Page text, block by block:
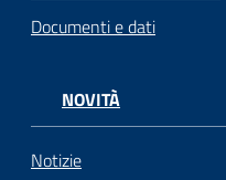
n
Documenti e dati
NOVITÀ
Notizie